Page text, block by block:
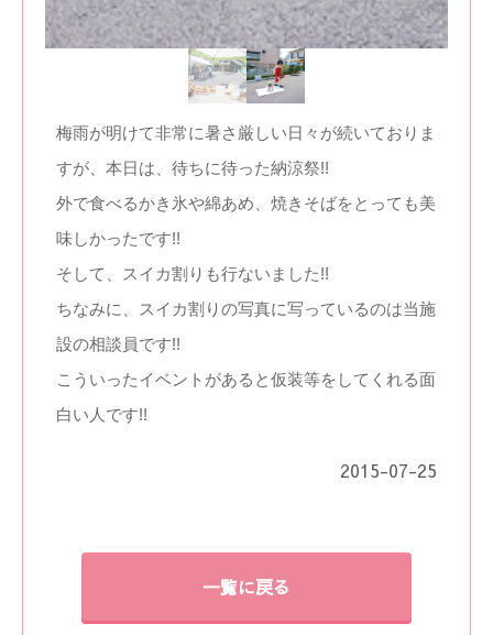
梅雨が明けて非常に暑さ厳しい日々が続いておりま
すが、本日は、待ちに待った納涼祭!!
外で食べるかき氷や綿あめ、焼きそばをとっても美
味しかったです!!
そして、スイカ割りも行ないました!!
ちなみに、スイカ割りの写真に写っているのは当施
設の相談員です!!
こういったイベントがあると仮装等をしてくれる面
白い人です!!
2015-07-25
一覧に戻る